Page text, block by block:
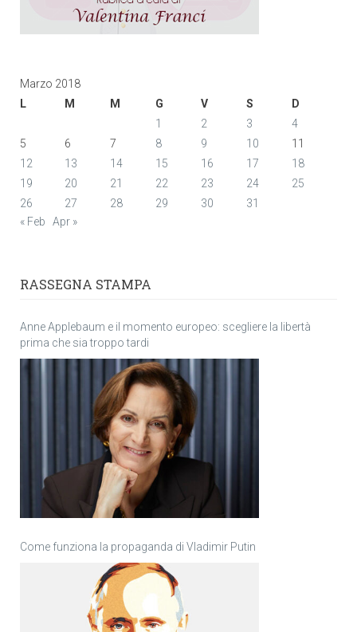
Marzo 2018
L
M M G V S
D
1
2 3
4
5
6 7 8 9 10
11
12
13 14 15 16 17
18
19
20 21 22 23 24
25
26
27 28 29 30
31
« Feb
Apr »
RASSEGNA STAMPA
Anne Applebaum e il momento europeo: scegliere la libertà
prima che sia troppo tardi
Come funziona la propaganda di Vladimir Putin